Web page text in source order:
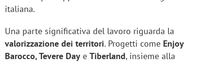
italiana.
Una parte significativa del lavoro riguarda la
valorizzazione dei territori. Progetti come Enjoy
Barocco, Tevere Day e Tiberland, insieme alla